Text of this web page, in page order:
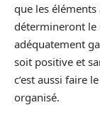
que les
détermineront le
adéquatement
soit positive et
c’est aussi faire
organisé.